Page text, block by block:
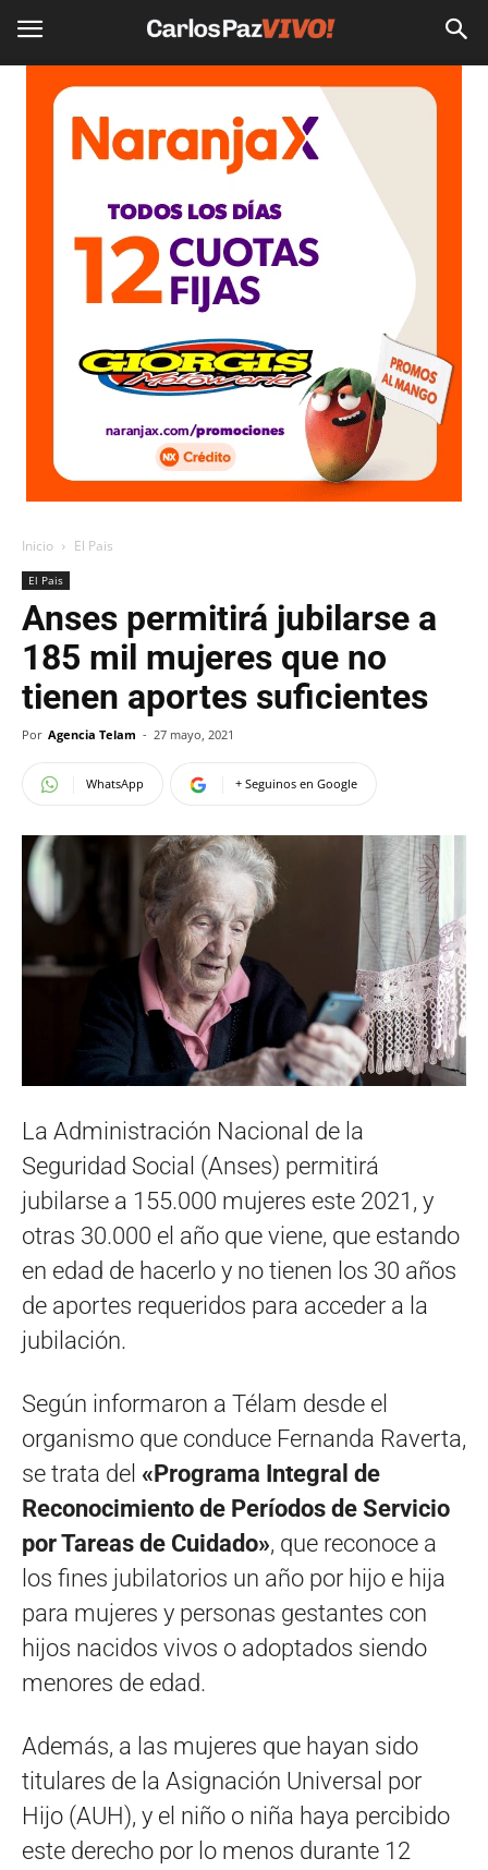
Inicio El Pais
El Pais
Anses permitirá jubilarse a
185 mil mujeres que no
tienen aportes suficientes
Por Agencia Telam - 27 mayo, 2021
WhatsApp + Seguinos en Google
La Administración Nacional de la
Seguridad Social (Anses) permitirá
jubilarse a 155.000 mujeres este 2021, y
otras 30.000 el año que viene, que estando
en edad de hacerlo y no tienen los 30 años
de aportes requeridos para acceder a la
jubilación.
Según informaron a Télam desde el
organismo que conduce Fernanda Raverta,
se trata del «Programa Integral de
Reconocimiento de Períodos de Servicio
por Tareas de Cuidado», que reconoce a
los fines jubilatorios un año por hijo e hija
para mujeres y personas gestantes con
hijos nacidos vivos o adoptados siendo
menores de edad.
Además, a las mujeres que hayan sido
titulares de la Asignación Universal por
Hijo (AUH), y el niño o niña haya percibido
este derecho por lo menos durante 12